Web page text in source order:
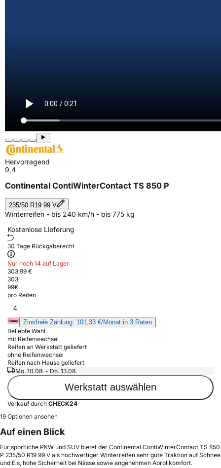
Hervorragend
9,4
Continental ContiWinterContact TS 850 P
235/50 R19 99 V
Winterreifen - bis 240 km/h - bis 775 kg
Kostenlose Lieferung
30 Tage Rückgaberecht
Nur noch 14 auf Lager
303,99 €
303
99€
pro Reifen
4
Zinsfreie Zahlung: 101,33 €/Monat in 3 Raten
Beliebte Wahl
mit Reifenwechsel
Reifen an Werkstatt geliefert
ohne Reifenwechsel
Reifen nach Hause geliefert
Mo. 10.08. - Do. 13.08.
Werkstatt auswählen
Verkauf durch CHECK24
19 Optionen ansehen
Auf einen Blick
Für sportliche PKW und SUV bietet der Continental ContiWinterContact TS 850
P 235/50 R19 99 V als hochwertiger Winterreifen sehr gute Traktion auf Schnee
und Eis, hohe Sicherheit bei Nässe sowie angenehmen Abrollkomfort.